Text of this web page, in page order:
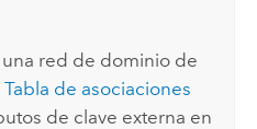
red de dominio de
Tabla de asociaciones
de clave externa en